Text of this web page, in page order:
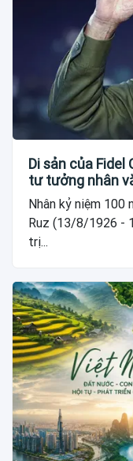
Di sản của Fidel
tư tưởng nhân
Nhân kỷ niệm 100
Ruz (13/8/1926 -
trị...